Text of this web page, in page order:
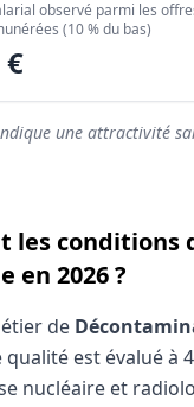
(10% les moins
(10% les mieux
observé parmi les
(10 % du bas)
€
une attractivité
les
en 2026 ?
de
est évalué à
nucléaire et